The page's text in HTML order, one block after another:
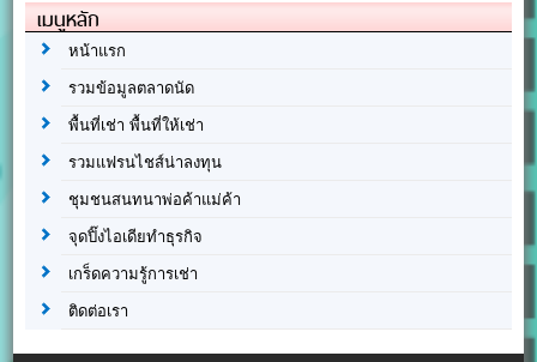
เมนูหลัก
หน้าแรก
รวมข้อมูลตลาดนัด
พื้นที่เช่า พื้นที่ให้เช่า
รวมแฟรนไชส์น่าลงทุน
ชุมชนสนทนาพ่อค้าแม่ค้า
จุดปิ๊งไอเดียทำธุรกิจ
เกร็ดความรู้การเช่า
ติดต่อเรา